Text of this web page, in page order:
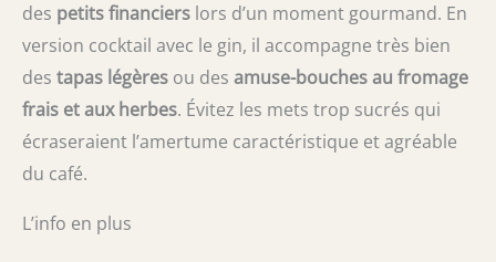
des petits financiers lors d’un moment gourmand. En
version cocktail avec le gin, il accompagne très bien
des tapas légères ou des amuse-bouches au fromage
frais et aux herbes. Évitez les mets trop sucrés qui
écraseraient l’amertume caractéristique et agréable
du café.
L’info en plus